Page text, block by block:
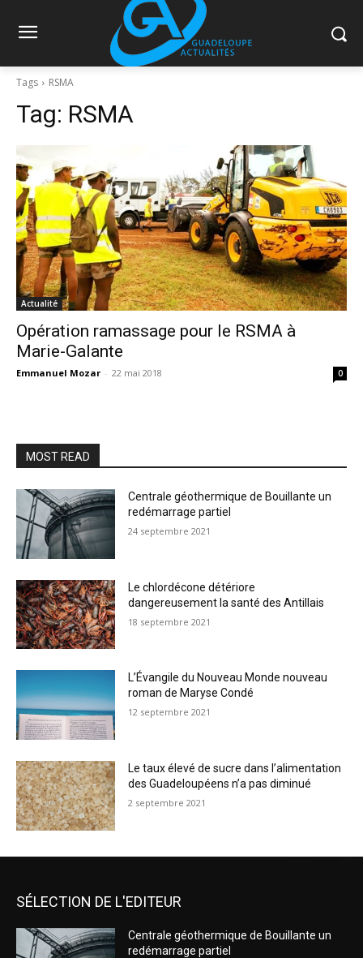
Tags RSMA
Tag: RSMA
Actualité
Opération ramassage pour le RSMA à
Marie-Galante
Emmanuel Mozar - 22 mai 2018 0
MOST READ
Centrale géothermique de Bouillante un
redémarrage partiel
24 septembre 2021
Le chlordécone détériore
dangereusement la santé des Antillais
18 septembre 2021
L’Évangile du Nouveau Monde nouveau
roman de Maryse Condé
12 septembre 2021
Le taux élevé de sucre dans l’alimentation
des Guadeloupéens n’a pas diminué
2 septembre 2021
SÉLECTION DE L'EDITEUR
Centrale géothermique de Bouillante un
redémarrage partiel